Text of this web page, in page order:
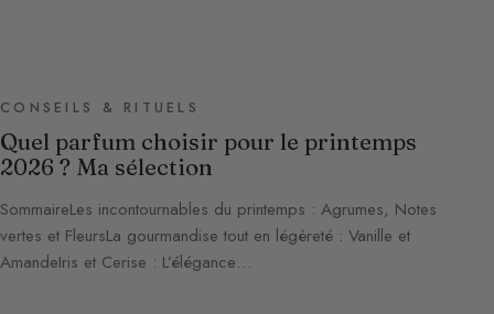
CONSEILS & RITUELS
Quel parfum choisir pour le printemps
2026 ? Ma sélection
SommaireLes incontournables du printemps : Agrumes, Notes
vertes et FleursLa gourmandise tout en légèreté : Vanille et
AmandeIris et Cerise : L’élégance…